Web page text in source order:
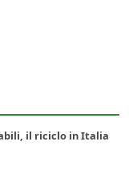
il riciclo in Italia